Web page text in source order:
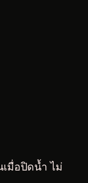
มื่อปิดน้ำ ไม่